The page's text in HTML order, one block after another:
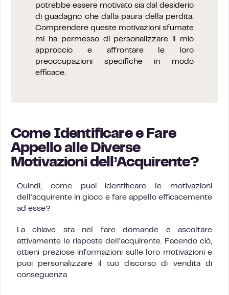
potrebbe essere motivato sia dal desiderio
di guadagno che dalla paura della perdita.
Comprendere queste motivazioni sfumate
mi ha permesso di personalizzare il mio
approccio e affrontare le loro
preoccupazioni specifiche in modo
efficace.
Come Identificare e Fare
Appello alle Diverse
Motivazioni dell’Acquirente?
Quindi, come puoi identificare le motivazioni
dell’acquirente in gioco e fare appello efficacemente
ad esse?
La chiave sta nel fare domande e ascoltare
attivamente le risposte dell’acquirente. Facendo ciò,
ottieni preziose informazioni sulle loro motivazioni e
puoi personalizzare il tuo discorso di vendita di
conseguenza.